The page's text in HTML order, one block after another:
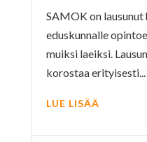
SAMOK on
eduskunnalle
muiksi laeiksi.
korostaa erityisesti...
LUE LISÄÄ